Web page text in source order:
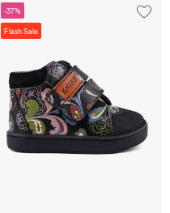
-37%
Flash Sale